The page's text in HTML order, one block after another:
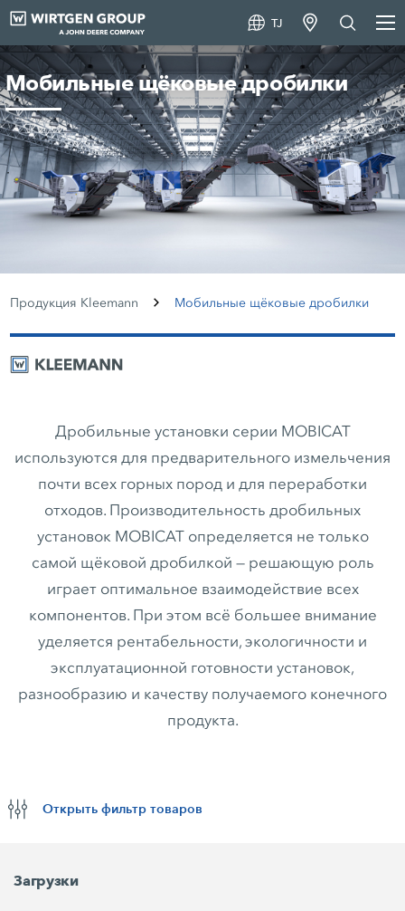
TJ
Мобильные щёковые дробилки
Продукция Kleemann Мобильные щёковые дробилки
Дробильные установки серии MOBICAT
используются для предварительного измельчения
почти всех горных пород и для переработки
отходов. Производительность дробильных
установок MOBICAT определяется не только
самой щёковой дробилкой — решающую роль
играет оптимальное взаимодействие всех
компонентов. При этом всё большее внимание
уделяется рентабельности, экологичности и
эксплуатационной готовности установок,
разнообразию и качеству получаемого конечного
продукта.
Открыть фильтр товаров
Загрузки